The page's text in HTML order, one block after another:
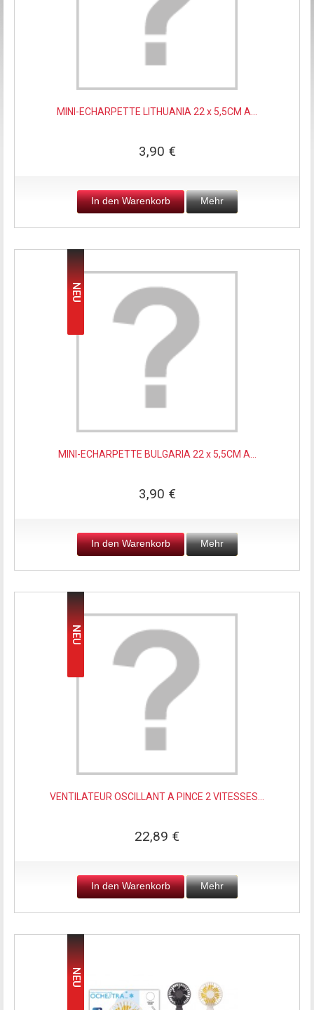
MINI-ECHARPETTE LITHUANIA 22 x 5,5CM A...
3,90 €
In den Warenkorb Mehr
NEU
MINI-ECHARPETTE BULGARIA 22 x 5,5CM A...
3,90 €
In den Warenkorb Mehr
NEU
VENTILATEUR OSCILLANT A PINCE 2 VITESSES...
22,89 €
In den Warenkorb Mehr
NEU